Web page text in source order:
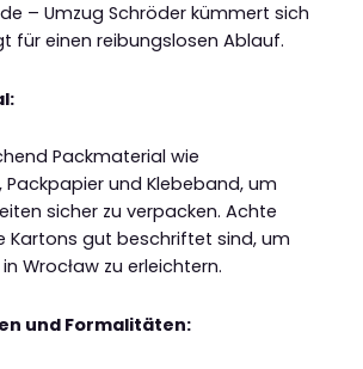
– Umzug Schröder kümmert sich
für einen reibungslosen Ablauf.
Packmaterial wie
Packpapier und Klebeband, um
sicher zu verpacken. Achte
Kartons gut beschriftet sind, um
Wrocław zu erleichtern.
und Formalitäten: